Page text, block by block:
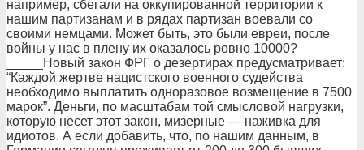
например, сбегали на оккупированной территории к
нашим партизанам и в рядах партизан воевали со
своими немцами. Может быть, это были евреи, после
войны у нас в плену их оказалось ровно 10000?
_____Новый закон ФРГ о дезертирах предусматривает:
“Каждой жертве нацистского военного судейства
необходимо выплатить одноразовое возмещение в 7500
марок”. Деньги, по масштабам той смысловой нагрузки,
которую несет этот закон, мизерные — наживка для
идиотов. А если добавить, что, по нашим данным, в